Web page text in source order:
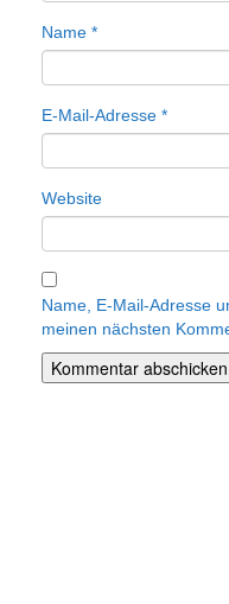
Name *
E-Mail-Adresse *
Website
Name, E-Mail-Adresse
meinen nächsten